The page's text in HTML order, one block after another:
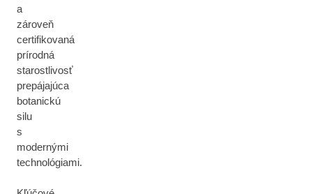
a
zároveň
certifikovaná
prírodná
starostlivosť
prepájajúca
botanickú
silu
s
modernými
technológiami.